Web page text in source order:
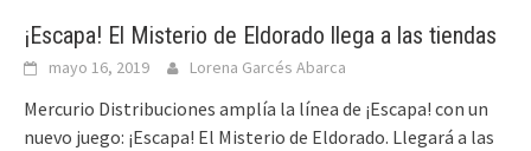
¡Escapa! El Misterio de Eldorado llega a las tiendas
mayo 16, 2019 Lorena Garcés Abarca
Mercurio Distribuciones amplía la línea de ¡Escapa! con un
nuevo juego: ¡Escapa! El Misterio de Eldorado. Llegará a las